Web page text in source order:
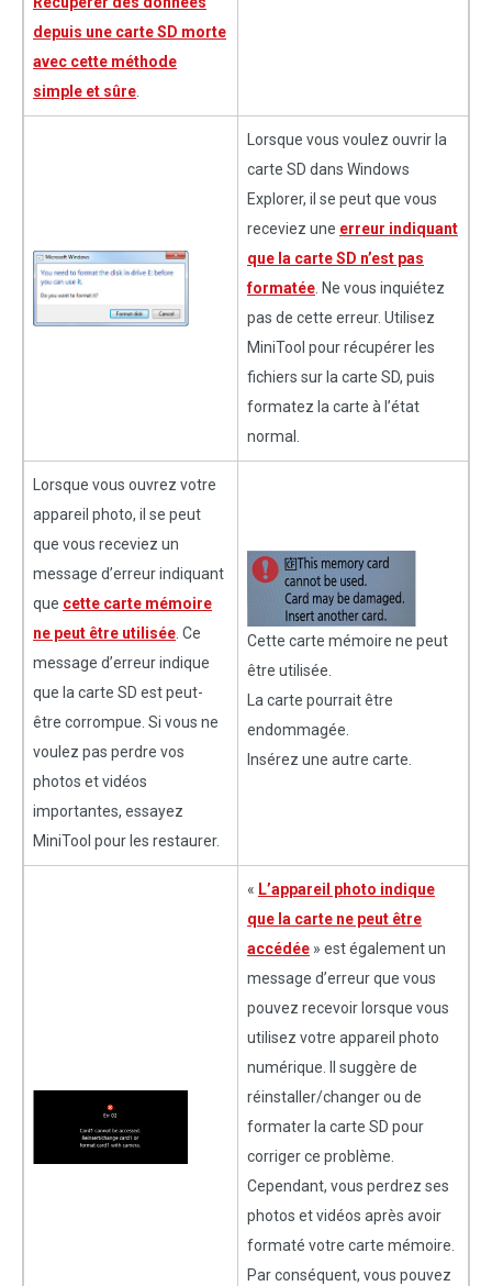
depuis une carte SD morte
avec cette méthode
simple et sûre.
Lorsque vous voulez ouvrir la
carte SD dans Windows
Explorer, il se peut que vous
receviez une erreur indiquant
que la carte SD n’est pas
formatée. Ne vous inquiétez
pas de cette erreur. Utilisez
MiniTool pour récupérer les
fichiers sur la carte SD, puis
formatez la carte à l’état
normal.
Lorsque vous ouvrez votre
appareil photo, il se peut
que vous receviez un
message d’erreur indiquant
que cette carte mémoire
ne peut être utilisée. Ce
message d’erreur indique
que la carte SD est peut-
être corrompue. Si vous ne
voulez pas perdre vos
photos et vidéos
importantes, essayez
MiniTool pour les restaurer.
Cette carte mémoire ne peut
être utilisée.
La carte pourrait être
endommagée.
Insérez une autre carte.
« L’appareil photo indique
que la carte ne peut être
accédée » est également un
message d’erreur que vous
pouvez recevoir lorsque vous
utilisez votre appareil photo
numérique. Il suggère de
réinstaller/changer ou de
formater la carte SD pour
corriger ce problème.
Cependant, vous perdrez ses
photos et vidéos après avoir
formaté votre carte mémoire.
Par conséquent, vous pouvez